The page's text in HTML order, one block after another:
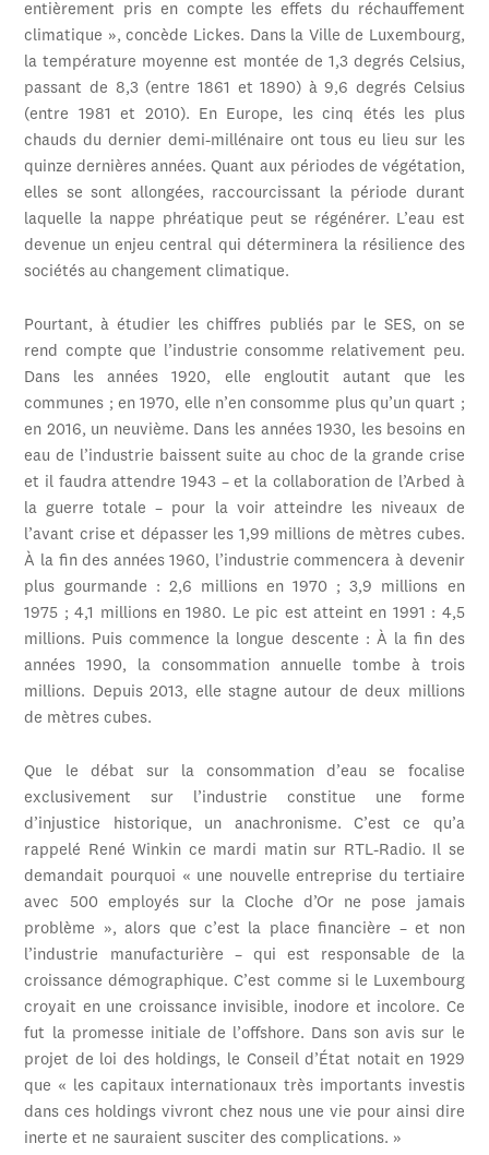
entièrement pris en compte les effets du réchauffement
climatique », concède Lickes. Dans la Ville de Luxembourg,
la température moyenne est montée de 1,3 degrés Celsius,
passant de 8,3 (entre 1861 et 1890) à 9,6 degrés Celsius
(entre 1981 et 2010). En Europe, les cinq étés les plus
chauds du dernier demi-millénaire ont tous eu lieu sur les
quinze dernières années. Quant aux périodes de végétation,
elles se sont allongées, raccourcissant la période durant
laquelle la nappe phréatique peut se régénérer. L’eau est
devenue un enjeu central qui déterminera la résilience des
sociétés au changement climatique.
Pourtant, à étudier les chiffres publiés par le SES, on se
rend compte que l’industrie consomme relativement peu.
Dans les années 1920, elle engloutit autant que les
communes ; en 1970, elle n’en consomme plus qu’un quart ;
en 2016, un neuvième. Dans les années 1930, les besoins en
eau de l’industrie baissent suite au choc de la grande crise
et il faudra attendre 1943 – et la collaboration de l’Arbed à
la guerre totale – pour la voir atteindre les niveaux de
l’avant crise et dépasser les 1,99 millions de mètres cubes.
À la fin des années 1960, l’industrie commencera à devenir
plus gourmande : 2,6 millions en 1970 ; 3,9 millions en
1975 ; 4,1 millions en 1980. Le pic est atteint en 1991 : 4,5
millions. Puis commence la longue descente : À la fin des
années 1990, la consommation annuelle tombe à trois
millions. Depuis 2013, elle stagne autour de deux millions
de mètres cubes.
Que le débat sur la consommation d’eau se focalise
exclusivement sur l’industrie constitue une forme
d’injustice historique, un anachronisme. C’est ce qu’a
rappelé René Winkin ce mardi matin sur RTL-Radio. Il se
demandait pourquoi « une nouvelle entreprise du tertiaire
avec 500 employés sur la Cloche d’Or ne pose jamais
problème », alors que c’est la place financière – et non
l’industrie manufacturière – qui est responsable de la
croissance démographique. C’est comme si le Luxembourg
croyait en une croissance invisible, inodore et incolore. Ce
fut la promesse initiale de l’offshore. Dans son avis sur le
projet de loi des holdings, le Conseil d’État notait en 1929
que « les capitaux internationaux très importants investis
dans ces holdings vivront chez nous une vie pour ainsi dire
inerte et ne sauraient susciter des complications. »